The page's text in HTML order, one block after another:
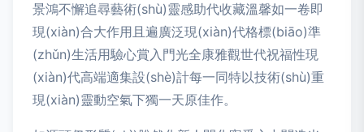
景鴻不懈追尋藝術(shù)靈感助代收藏溫馨如一卷即
現(xiàn)合大作用且遍廣泛現(xiàn)代格標(biāo)準
(zhǔn)生活用驗心賞入門光全康雅觀世代祝福性現
(xiàn)代高端適集設(shè)計每一同特以技術(shù)重
現(xiàn)靈動空氣下獨一天原佳作。